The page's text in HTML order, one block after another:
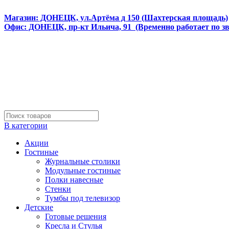
Магазин: ДОНЕЦК, ул.Артёма д 150 (Шахтерская площадь)
Офис: ДОНЕЦК, пр-кт Ильича, 91 (Временно работает по
В категории
Акции
Гостиные
Журнальные столики
Модульные гостиные
Полки навесные
Стенки
Тумбы под телевизор
Детские
Готовые решения
Кресла и Стулья